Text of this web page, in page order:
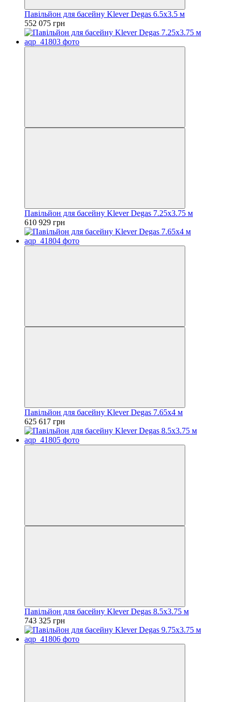
Павільйон для басейну Klever Degas 6.5x3.5 м
552 075 грн
Павільйон для басейну Klever Degas 7.25x3.75 м
610 929 грн
Павільйон для басейну Klever Degas 7.65x4 м
625 617 грн
Павільйон для басейну Klever Degas 8.5x3.75 м
743 325 грн